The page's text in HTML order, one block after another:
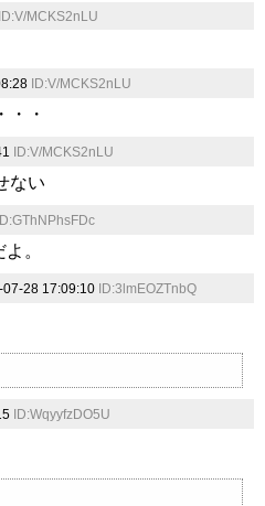
ID:V/MCKS2nLU
ID:V/MCKS2nLU
・・
ID:V/MCKS2nLU
ない
ID:GThNPhsFDc
。
28 17:09:10 ID:3lmEOZTnbQ
ID:WqyyfzDO5U